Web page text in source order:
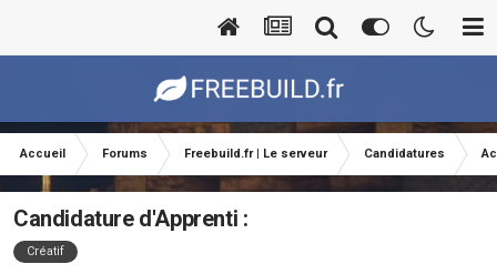
Accueil Forums Freebuild.fr | Le serveur Candidatures
Candidature d'Apprenti :
Créatif